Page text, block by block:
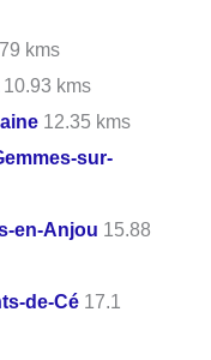
kms
10.93 kms
12.35 kms
sur-
en-Anjou 15.88
de-Cé 17.1